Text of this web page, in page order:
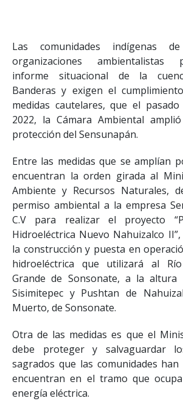
Las comunidades indígenas
organizaciones ambientalistas
informe situacional de la
Banderas y exigen el
medidas cautelares, que el
2022, la Cámara Ambiental
protección del Sensunapán.
Entre las medidas que se amplían
encuentran la orden girada al
Ambiente y Recursos Naturales,
permiso ambiental a la empresa
C.V para realizar el proyecto
Hidroeléctrica Nuevo Nahuizalco
la construcción y puesta en
hidroeléctrica que utilizará al
Grande de Sonsonate, a la altura
Sisimitepec y Pushtan de
Muerto, de Sonsonate.
Otra de las medidas es que el
debe proteger y salvaguardar
sagrados que las comunidades
encuentran en el tramo que
energía eléctrica.